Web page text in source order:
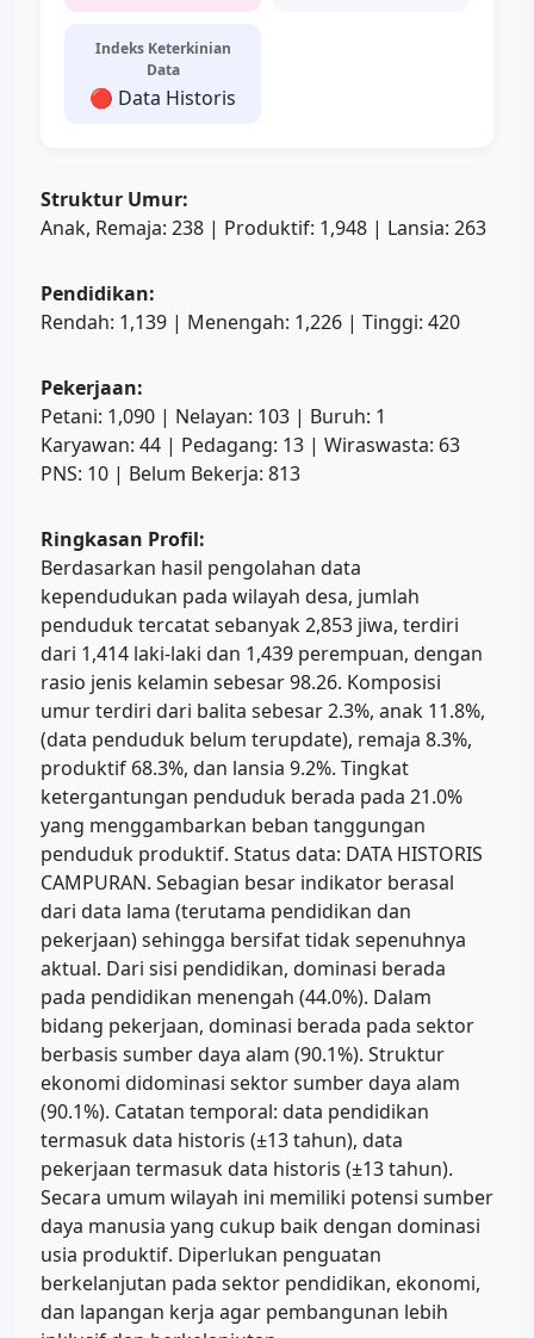
Indeks Keterkinian
Data
🔴 Data Historis
Struktur Umur:
Anak, Remaja: 238 | Produktif: 1,948 | Lansia: 263
Pendidikan:
Rendah: 1,139 | Menengah: 1,226 | Tinggi: 420
Pekerjaan:
Petani: 1,090 | Nelayan: 103 | Buruh: 1
Karyawan: 44 | Pedagang: 13 | Wiraswasta: 63
PNS: 10 | Belum Bekerja: 813
Ringkasan Profil:
Berdasarkan hasil pengolahan data
kependudukan pada wilayah desa, jumlah
penduduk tercatat sebanyak 2,853 jiwa, terdiri
dari 1,414 laki-laki dan 1,439 perempuan, dengan
rasio jenis kelamin sebesar 98.26. Komposisi
umur terdiri dari balita sebesar 2.3%, anak 11.8%,
(data penduduk belum terupdate), remaja 8.3%,
produktif 68.3%, dan lansia 9.2%. Tingkat
ketergantungan penduduk berada pada 21.0%
yang menggambarkan beban tanggungan
penduduk produktif. Status data: DATA HISTORIS
CAMPURAN. Sebagian besar indikator berasal
dari data lama (terutama pendidikan dan
pekerjaan) sehingga bersifat tidak sepenuhnya
aktual. Dari sisi pendidikan, dominasi berada
pada pendidikan menengah (44.0%). Dalam
bidang pekerjaan, dominasi berada pada sektor
berbasis sumber daya alam (90.1%). Struktur
ekonomi didominasi sektor sumber daya alam
(90.1%). Catatan temporal: data pendidikan
termasuk data historis (±13 tahun), data
pekerjaan termasuk data historis (±13 tahun).
Secara umum wilayah ini memiliki potensi sumber
daya manusia yang cukup baik dengan dominasi
usia produktif. Diperlukan penguatan
berkelanjutan pada sektor pendidikan, ekonomi,
dan lapangan kerja agar pembangunan lebih